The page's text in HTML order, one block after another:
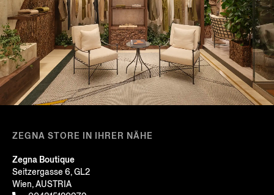
ZEGNA STORE IN IHRER NÄHE
Zegna Boutique
Seitzergasse 6, GL2
Wien, AUSTRIA